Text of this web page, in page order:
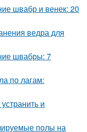
швабр и венек: 20
ведра для
швабры: 7
по лагам:
и
полы на